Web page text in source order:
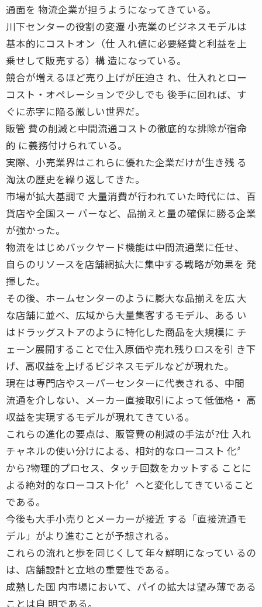
通面を 物流企業が担うようになってきている。
川下センターの役割の変遷 小売業のビジネスモデルは
基本的にコストオン（仕 入れ値に必要経費と利益を上
乗せして販売する）構 造になっている。
競合が増えるほど売り上げが圧迫さ れ、仕入れとロー
コスト・オペレーションで少しでも 後手に回れば、す
ぐに赤字に陥る厳しい世界だ。
販管 費の削減と中間流通コストの徹底的な排除が宿命
的 に義務付けられている。
実際、小売業界はこれらに優れた企業だけが生き残 る
淘汰の歴史を繰り返してきた。
市場が拡大基調で 大量消費が行われていた時代には、百
貨店や全国スー パーなど、品揃えと量の確保に勝る企業
が強かった。
物流をはじめバックヤード機能は中間流通業に任せ、
自らのリソースを店舗網拡大に集中する戦略が効果を 発
揮した。
その後、ホームセンターのように膨大な品揃えを広 大
な店舗に並べ、広域から大量集客するモデル、ある い
はドラッグストアのように特化した商品を大規模に チ
ェーン展開することで仕入原価や売れ残りロスを引 き下
げ、高収益を上げるビジネスモデルなどが現れた。
現在は専門店やスーパーセンターに代表される、中間
流通を介しない、メーカー直接取引によって低価格・ 高
収益を実現するモデルが現れてきている。
これらの進化の要点は、販管費の削減の手法が?仕 入れ
チャネルの使い分けによる、相対的なローコスト 化〞
から?物理的プロセス、タッチ回数をカットする ことに
よる絶対的なローコスト化〞へと変化してきていること
である。
今後も大手小売りとメーカーが接近 する「直接流通モ
デル」がより進むことが予想される。
これらの流れと歩を同じくして年々鮮明になってい るの
は、店舗設計と立地の重要性である。
成熟した国 内市場において、パイの拡大は望み薄である
ことは自 明である。